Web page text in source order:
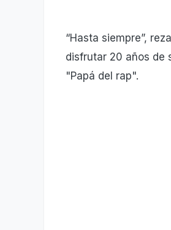
“Hasta siempre”,
disfrutar 20 años de
"Papá del rap".